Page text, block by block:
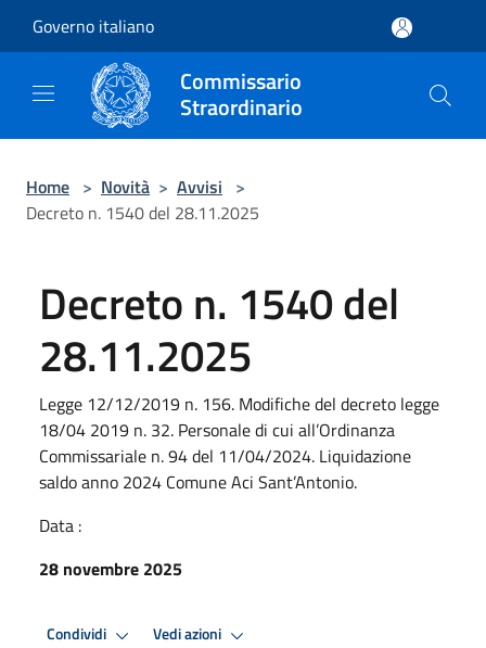
Governo italiano
Commissario
Straordinario
Home > Novità > Avvisi >
Decreto n. 1540 del 28.11.2025
Decreto n. 1540 del
28.11.2025
Legge 12/12/2019 n. 156. Modifiche del decreto legge
18/04 2019 n. 32. Personale di cui all’Ordinanza
Commissariale n. 94 del 11/04/2024. Liquidazione
saldo anno 2024 Comune Aci Sant’Antonio.
Data :
28 novembre 2025
Condividi Vedi azioni